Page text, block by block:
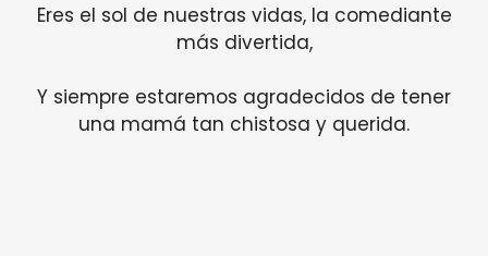
Eres el sol de nuestras vidas, la comediante
más divertida,
Y siempre estaremos agradecidos de tener
una mamá tan chistosa y querida.